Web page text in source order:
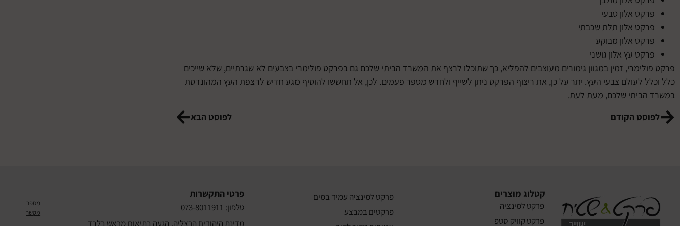
פרקט אלון טבעי
פרקט אלון תלת שכבתי
פרקט אלון מבוקע
פרקט עץ אלון גושני
פרקט פולימרי, זמין במגוון גימורים מעוצבים להפליא, כך שתוכלו לרצף את המשרד הביתי שלכם גם בפרקט פולימרי בצבעים לא שגרתיים, שלא שייכים
כלל וכלל לעולם צבעי העץ. יתר על כן, את ריצוף הפרקט ניתן לשייף ולחדש מספר פעמים. לכן, אל תחששו להוסיף מגע חדיש לרצפת העץ המהונדסת
במשרד הביתי שלכם, מעת לעת.
לפוסט הקודם
לפוסט הבא
קטלוג מוצרים
פרקט למינציה
פרקט קוויק סטפ
פרקט למינציה עמיד במים
פרקטים במבצע
פרטי התקשרות
טלפון: 073-8011911
מספר
מקשר
מדינת היהודים הרצליה. הגעה בתיאום מראש בלבד